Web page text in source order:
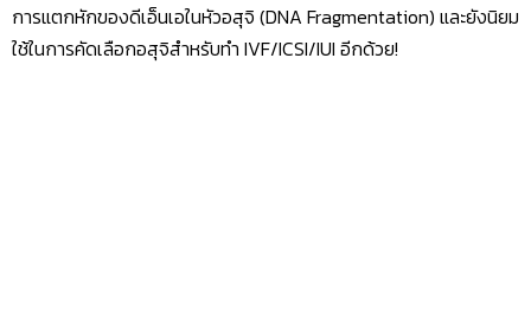
การแตกหักของดีเอ็นเอในหัวอสุจิ (DNA Fragmentation) และยังนิยม
ใช้ในการคัดเลือกอสุจิสำหรับทำ IVF/ICSI/IUI อีกด้วย!